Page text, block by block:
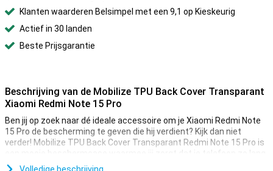
Klanten waarderen Belsimpel met een 9,1 op Kieskeurig
Actief in 30 landen
Beste Prijsgarantie
Beschrijving van de Mobilize TPU Back Cover Transparant
Xiaomi Redmi Note 15 Pro
Ben jij op zoek naar dé ideale accessoire om je Xiaomi Redmi Note
15 Pro de bescherming te geven die hij verdient? Kijk dan niet
verder! Mobilize TPU Back Cover Transparant Redmi Note 15 Pro is
een mooie beschermcase waarmee jij zorgt dat je telefoon zo lang
mogelijk mee gaat.